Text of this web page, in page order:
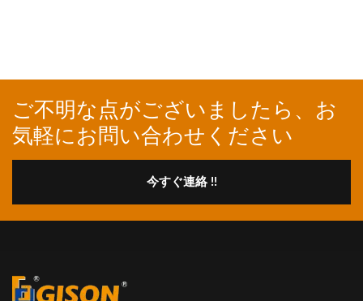
ご不明な点がございましたら、お
気軽にお問い合わせください
今すぐ連絡 !!